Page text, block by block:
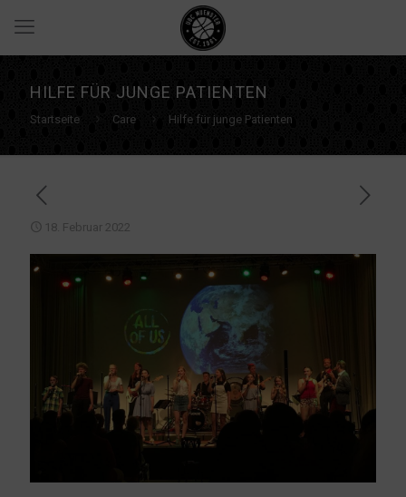
HILFE FÜR JUNGE PATIENTEN
Startseite Care Hilfe für junge Patienten
18. Februar 2022